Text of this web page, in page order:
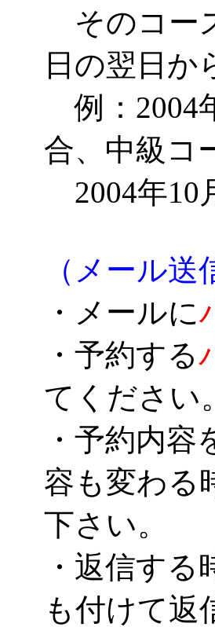
そのコー
日の翌日か
例：2004
合、中級コ
2004年10
（メール
・メールに
・予約する
てください。
・予約内
容も変わる
下さい。
・返信す
も付けて返